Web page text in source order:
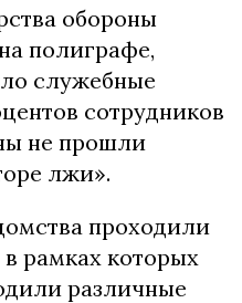
обороны
полиграфе,
служебные
сотрудников
не прошли
лжи».
проходили
рамках которых
различные